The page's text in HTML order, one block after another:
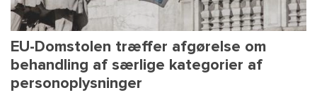
EU-Domstolen træffer afgørelse om
behandling af særlige kategorier af
personoplysninger